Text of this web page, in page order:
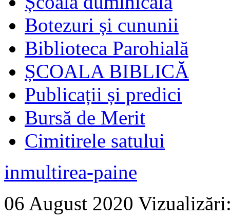
Botezuri și cununii
Biblioteca Parohială
ȘCOALA BIBLICĂ
Publicații și predici
Bursă de Merit
Cimitirele satului
inmultirea-paine
06 August 2020